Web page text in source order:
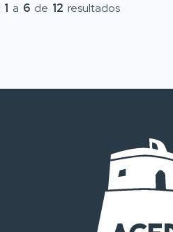
1 a 6 de 12 resultados